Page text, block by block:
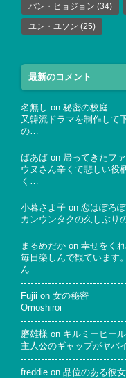
パン・ヒョジョン (34)
ユン・ユソン (25)
最新のコメント
名無し on 秘密の校庭
又韓流ドラマを制作して
の…
ばあば on 帰ってきたフ
ウヌさん辛くて悲しい役
く…
小暮さよ子 on 恋はぽろ
カンウンタクの久しぶり
まるめだか on 幸せをく
毎日楽しんで観ています
ん…
Fujii on 女の秘密
Omoshiroi
磨雄様 on キルミーヒー
主人公のギャップがヤバ
freddie on 品位のある彼女